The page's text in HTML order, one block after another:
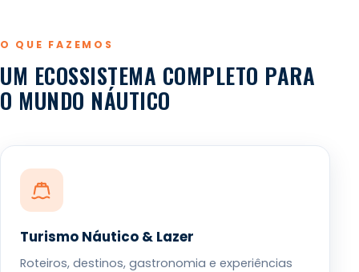
O QUE FAZEMOS
UM ECOSSISTEMA COMPLETO PARA
O MUNDO NÁUTICO
Turismo Náutico & Lazer
Roteiros, destinos, gastronomia e experiências